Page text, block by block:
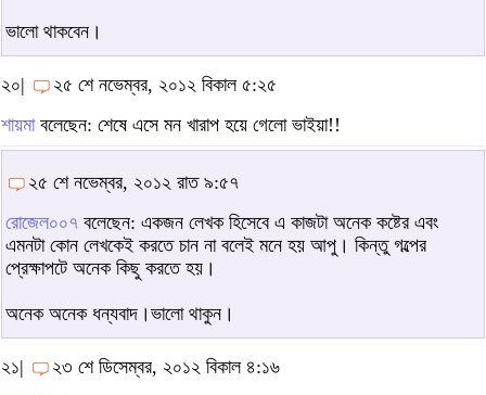
ভালো থাকবেন।
২০|
২৫ শে নভেম্বর, ২০১২ বিকাল ৫:২৫
শায়মাবলেছেন: শেষে এসে মন খারাপ হয়ে গেলো ভাইয়া!!
২৫ শে নভেম্বর, ২০১২ রাত ৯:৫৭
রোজেল০০৭ বলেছেন: একজন লেখক হিসেবে এ কাজটা অনেক কষ্টের এবং
এমনটা কোন লেখকেই করতে চান না বলেই মনে হয় আপু। কিন্তু গল্পের
প্রেক্ষাপটে অনেক কিছু করতে হয়।
অনেক অনেক ধন্যবাদ।ভালো থাকুন।
২১|
২৩ শে ডিসেম্বর, ২০১২ বিকাল ৪:১৬